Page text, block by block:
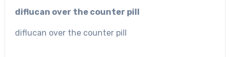
diflucan over the counter pill
diflucan over the counter pill